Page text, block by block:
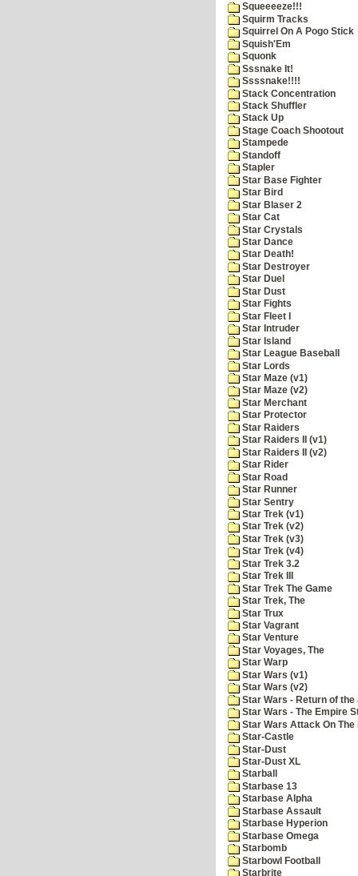
Squeeeeze!!!
Squirm Tracks
Squirrel On A Pogo Stick
Squish'Em
Squonk
Sssnake It!
Ssssnake!!!!
Stack Concentration
Stack Shuffler
Stack Up
Stage Coach Shootout
Stampede
Standoff
Stapler
Star Base Fighter
Star Bird
Star Blaser 2
Star Cat
Star Crystals
Star Dance
Star Death!
Star Destroyer
Star Duel
Star Dust
Star Fights
Star Fleet I
Star Intruder
Star Island
Star League Baseball
Star Lords
Star Maze (v1)
Star Maze (v2)
Star Merchant
Star Protector
Star Raiders
Star Raiders II (v1)
Star Raiders II (v2)
Star Rider
Star Road
Star Runner
Star Sentry
Star Trek (v1)
Star Trek (v2)
Star Trek (v3)
Star Trek (v4)
Star Trek 3.2
Star Trek III
Star Trek The Game
Star Trek, The
Star Trux
Star Vagrant
Star Venture
Star Voyages, The
Star Warp
Star Wars (v1)
Star Wars (v2)
Star Wars - Return of
Star Wars - The Empire
Star Wars Attack On The
Star-Castle
Star-Dust
Star-Dust XL
Starball
Starbase 13
Starbase Alpha
Starbase Assault
Starbase Hyperion
Starbase Omega
Starbomb
Starbowl Football
Starbrite